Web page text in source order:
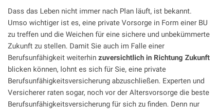
Dass das Leben nicht immer nach Plan läuft, ist bekannt.
Umso wichtiger ist es, eine private Vorsorge in Form einer BU
zu treffen und die Weichen für eine sichere und unbekümmerte
Zukunft zu stellen. Damit Sie auch im Falle einer
Berufsunfähigkeit weiterhin zuversichtlich in Richtung Zukunft
blicken können, lohnt es sich für Sie, eine private
Berufsunfähigkeitsversicherung abzuschließen. Experten und
Versicherer raten sogar, noch vor der Altersvorsorge die beste
Berufsunfähigkeitsversicherung für sich zu finden. Denn nur